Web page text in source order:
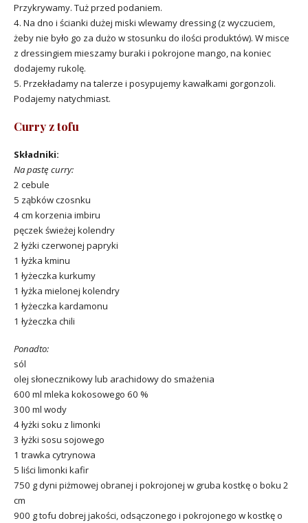
Przykrywamy. Tuż przed podaniem.
4. Na dno i ścianki dużej miski wlewamy dressing (z wyczuciem,
żeby nie było go za dużo w stosunku do ilości produktów). W misce
z dressingiem mieszamy buraki i pokrojone mango, na koniec
dodajemy rukolę.
5. Przekładamy na talerze i posypujemy kawałkami gorgonzoli.
Podajemy natychmiast.
Curry z tofu
Składniki:
Na pastę curry:
2 cebule
5 ząbków czosnku
4 cm korzenia imbiru
pęczek świeżej kolendry
2 łyżki czerwonej papryki
1 łyżka kminu
1 łyżeczka kurkumy
1 łyżka mielonej kolendry
1 łyżeczka kardamonu
1 łyżeczka chili
Ponadto:
sól
olej słonecznikowy lub arachidowy do smażenia
600 ml mleka kokosowego 60 %
300 ml wody
4 łyżki soku z limonki
3 łyżki sosu sojowego
1 trawka cytrynowa
5 liści limonki kafir
750 g dyni piżmowej obranej i pokrojonej w gruba kostkę o boku 2
cm
900 g tofu dobrej jakości, odsączonego i pokrojonego w kostkę o